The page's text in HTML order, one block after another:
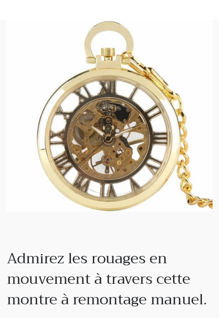
Admirez les rouages en
mouvement à travers cette
montre à remontage manuel.